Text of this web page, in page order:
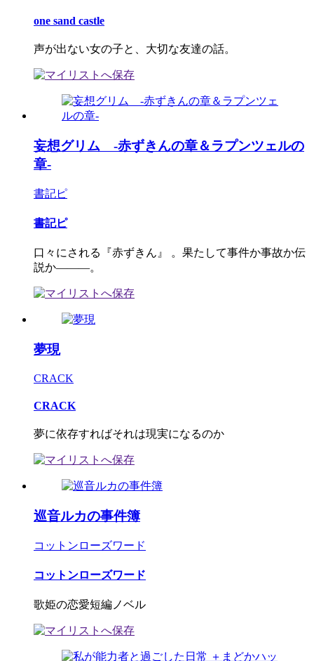
one sand castle
声が出ない女の子と、大切な友達の話。
妄想グリム -赤ずきんの章＆ラプンツェルの
章-
書記ピ
書記ピ
口々にされる『赤ずきん』 。果たして事件か事故か伝
説か―――。
夢現
CRACK
CRACK
夢に依存すればそれは現実になるのか
巡音ルカの事件簿
コットンローズワード
コットンローズワード
歌姫の恋愛短編ノベル